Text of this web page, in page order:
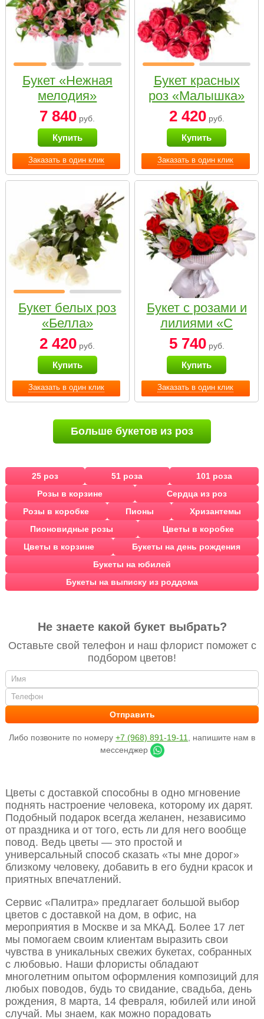
Заказать в один клик
Букет «Нежная
мелодия»
7 840 руб.
Купить
Заказать в один клик
Букет красных
роз «Малышка»
2 420руб.
Купить
Заказать в один клик
Букет белых роз
«Белла»
2 420 руб.
Купить
Заказать в один клик
Букет с розами и
лилиями «С
наилучшими
пожеланиями»
5 740руб.
Купить
Больше букетов из роз
25 роз 51 роза
101 роза
Розы в корзине
Сердца из роз
Розы в коробке
Пионы
Хризантемы
Пионовидные розы
Цветы в коробке
Цветы в корзине
Букеты на день рождения
Букеты на юбилей
Букеты на выписку из роддома
Не знаете какой букет выбрать?
Оставьте свой телефон и наш флорист поможет с
подбором цветов!
Либо позвоните по номеру +7 (968) 891-19-11
, напишите нам в
мессенджер
Цветы с доставкой способны в одно мгновение
поднять настроение человека, которому их дарят.
Подобный подарок всегда желанен, независимо
от праздника и от того, есть ли для него вообще
повод. Ведь цветы — это простой и
универсальный способ сказать «ты мне дорог»
близкому человеку, добавить в его будни красок и
приятных впечатлений.
Сервис «Палитра» предлагает большой выбор
цветов с доставкой на дом, в офис, на
мероприятия в Москве и за МКАД. Более 17 лет
мы помогаем своим клиентам выразить свои
чувства в уникальных свежих букетах, собранных
с любовью. Наши флористы обладают
многолетним опытом оформления композиций для
любых поводов, будь то свидание, свадьба, день
рождения, 8 марта, 14 февраля, юбилей или иной
случай. Мы знаем, как можно порадовать